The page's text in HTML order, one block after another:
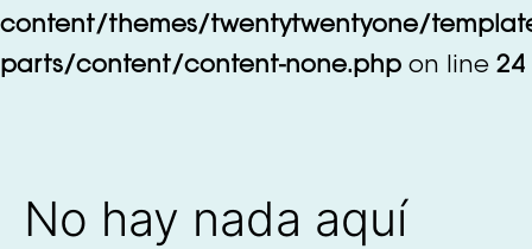
content/themes/twentytwentyone/
parts/content/content-none.php on line 24
No hay nada aquí